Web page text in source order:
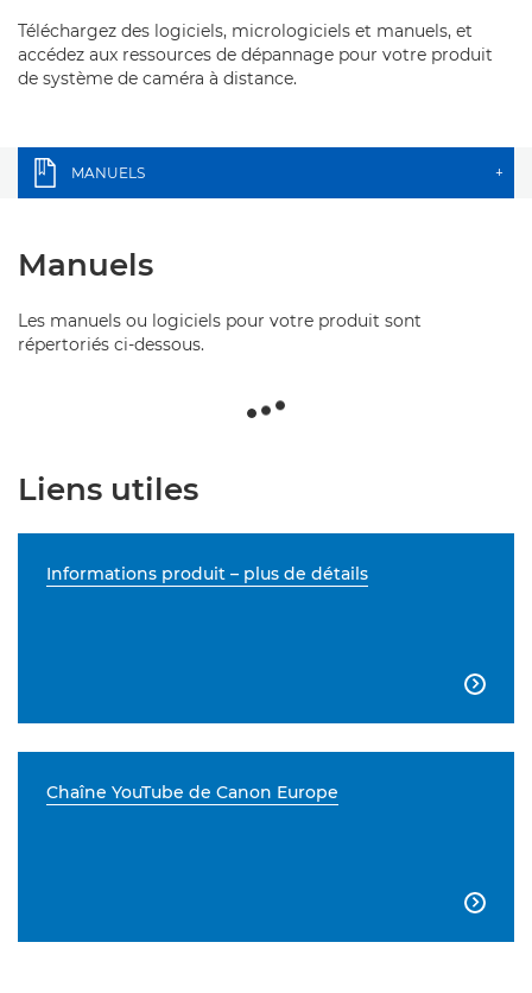
Téléchargez des logiciels, micrologiciels et manuels, et
accédez aux ressources de dépannage pour votre produit
de système de caméra à distance.
MANUELS +
Manuels
Les manuels ou logiciels pour votre produit sont
répertoriés ci-dessous.
Liens utiles
Informations produit – plus de détails

Chaîne YouTube de Canon Europe
